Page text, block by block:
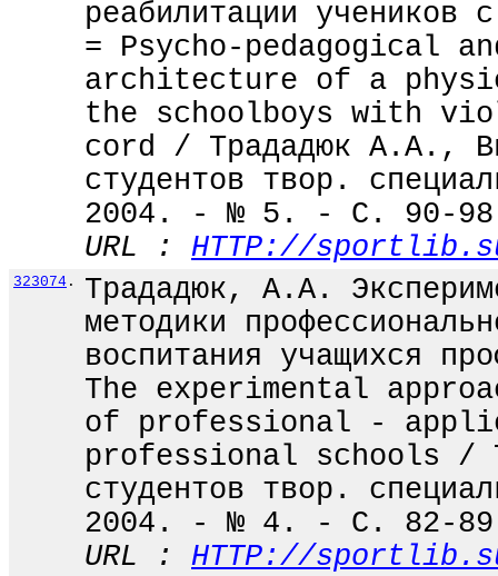
реабилитации учеников
= Psycho-pedagogical
architecture of a
the schoolboys with
cord / Трададюк А.А.,
студентов твор.
2004. - № 5. - С. 90-
URL : HTTP://
323074 .
Трададюк, А.А.
методики
воспитания учащихся
The experimental
of professional -
professional schools /
студентов твор.
2004. - № 4. - С. 82-
URL : HTTP://